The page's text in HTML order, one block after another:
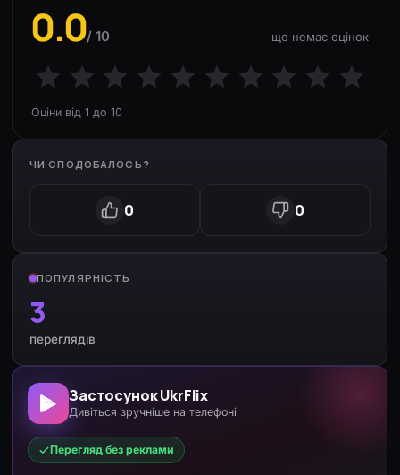
0.0/ 10 ще немає оцінок
Оціни від 1 до 10
ЧИ СПОДОБАЛОСЬ?
0 0
ПОПУЛЯРНІСТЬ
3
переглядів
Застосунок UkrFlix
Дивіться зручніше на телефоні
Перегляд без реклами